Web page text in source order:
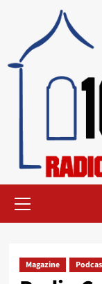
Magazine